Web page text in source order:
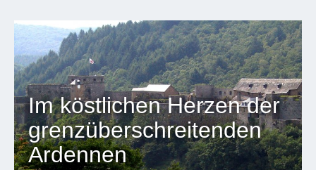
Im köstlichen Herzen der
grenzüberschreitenden
Ardennen